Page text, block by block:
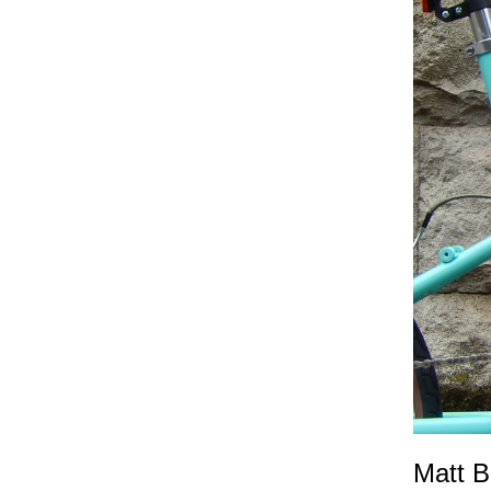
Matt